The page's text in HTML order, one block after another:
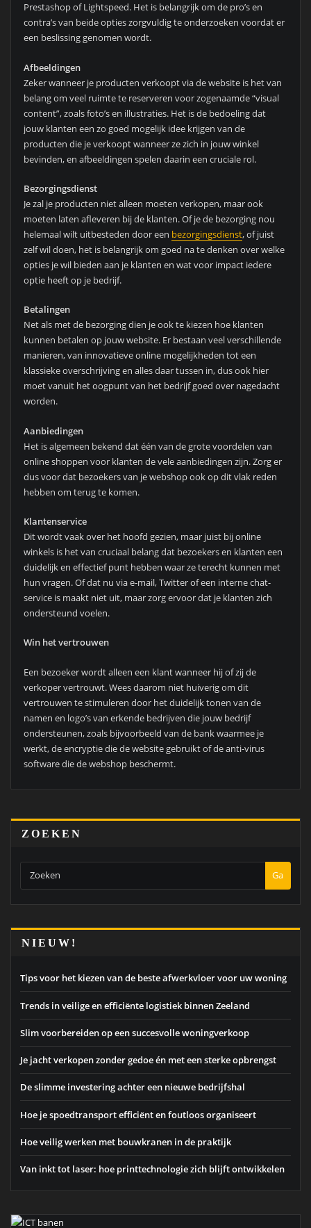
Prestashop of Lightspeed. Het is belangrijk om de pro’s en
contra’s van beide opties zorgvuldig te onderzoeken voordat er
een beslissing genomen wordt.
Afbeeldingen
Zeker wanneer je producten verkoopt via de website is het van
belang om veel ruimte te reserveren voor zogenaamde “visual
content”, zoals foto’s en illustraties. Het is de bedoeling dat
jouw klanten een zo goed mogelijk idee krijgen van de
producten die je verkoopt wanneer ze zich in jouw winkel
bevinden, en afbeeldingen spelen daarin een cruciale rol.
Bezorgingsdienst
Je zal je producten niet alleen moeten verkopen, maar ook
moeten laten afleveren bij de klanten. Of je de bezorging nou
helemaal wilt uitbesteden door een bezorgingsdienst, of juist
zelf wil doen, het is belangrijk om goed na te denken over welke
opties je wil bieden aan je klanten en wat voor impact iedere
optie heeft op je bedrijf.
Betalingen
Net als met de bezorging dien je ook te kiezen hoe klanten
kunnen betalen op jouw website. Er bestaan veel verschillende
manieren, van innovatieve online mogelijkheden tot een
klassieke overschrijving en alles daar tussen in, dus ook hier
moet vanuit het oogpunt van het bedrijf goed over nagedacht
worden.
Aanbiedingen
Het is algemeen bekend dat één van de grote voordelen van
online shoppen voor klanten de vele aanbiedingen zijn. Zorg er
dus voor dat bezoekers van je webshop ook op dit vlak reden
hebben om terug te komen.
Klantenservice
Dit wordt vaak over het hoofd gezien, maar juist bij online
winkels is het van cruciaal belang dat bezoekers en klanten een
duidelijk en effectief punt hebben waar ze terecht kunnen met
hun vragen. Of dat nu via e-mail, Twitter of een interne chat-
service is maakt niet uit, maar zorg ervoor dat je klanten zich
ondersteund voelen.
Win het vertrouwen
Een bezoeker wordt alleen een klant wanneer hij of zij de
verkoper vertrouwt. Wees daarom niet huiverig om dit
vertrouwen te stimuleren door het duidelijk tonen van de
namen en logo’s van erkende bedrijven die jouw bedrijf
ondersteunen, zoals bijvoorbeeld van de bank waarmee je
werkt, de encryptie die de website gebruikt of de anti-virus
software die de webshop beschermt.
ZOEKEN
Ga
NIEUW!
Tips voor het kiezen van de beste afwerkvloer voor uw woning
Trends in veilige en efficiënte logistiek binnen Zeeland
Slim voorbereiden op een succesvolle woningverkoop
Je jacht verkopen zonder gedoe én met een sterke opbrengst
De slimme investering achter een nieuwe bedrijfshal
Hoe je spoedtransport efficiënt en foutloos organiseert
Hoe veilig werken met bouwkranen in de praktijk
Van inkt tot laser: hoe printtechnologie zich blijft ontwikkelen